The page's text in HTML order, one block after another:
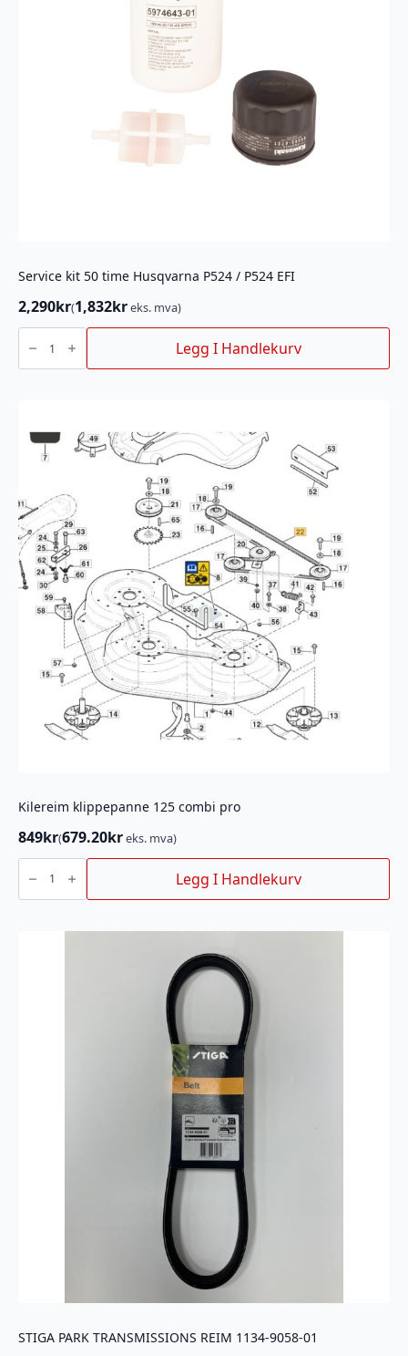
Service kit 50 time Husqvarna P524 / P524 EFI
2,290kr(1,832kreks. mva)
Service
50
time
antall
Legg I Handlekurv
Kilereim klippepanne 125 combi pro
849kr(679.20kreks. mva)
Kilereim
klippepanne
125
combi
Legg I Handlekurv
STIGA PARK TRANSMISSIONS REIM 1134-9058-01